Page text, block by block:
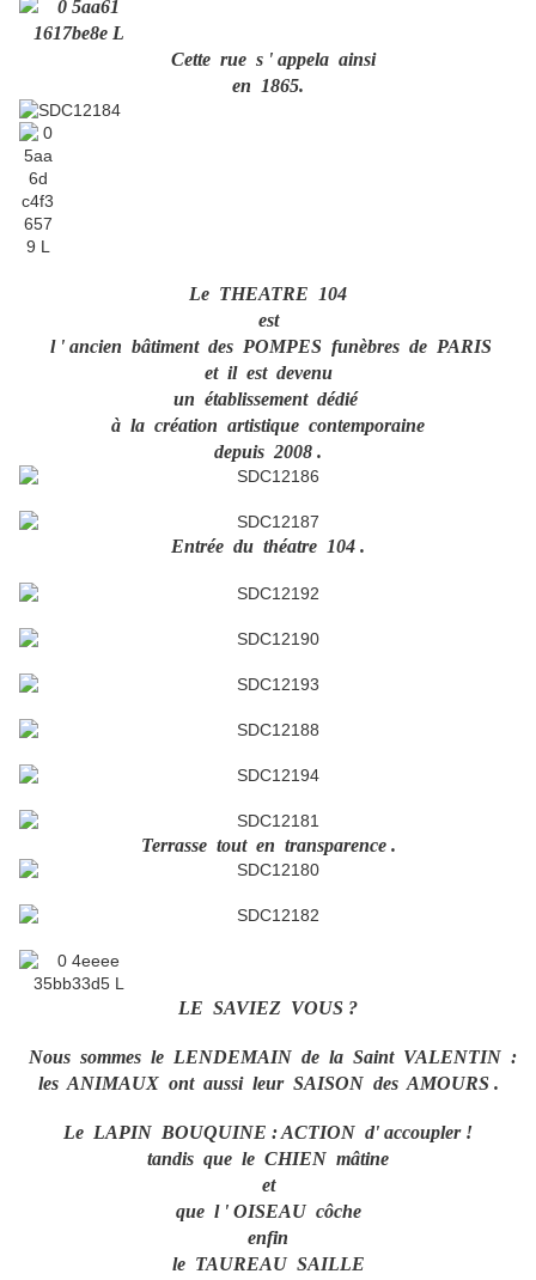
Cette rue s ' appela ainsi
en 1865.
Le THEATRE 104
est
l ' ancien bâtiment des POMPES funèbres de PARIS
et il est devenu
un établissement dédié
à la création artistique contemporaine
depuis 2008 .
Entrée du théatre 104 .
Terrasse tout en transparence .
LE SAVIEZ VOUS ?
Nous sommes le LENDEMAIN de la Saint VALENTIN :
les ANIMAUX ont aussi leur SAISON des AMOURS .
Le LAPIN BOUQUINE : ACTION d' accoupler !
tandis que le CHIEN mâtine
et
que l ' OISEAU côche
enfin
le TAUREAU SAILLE